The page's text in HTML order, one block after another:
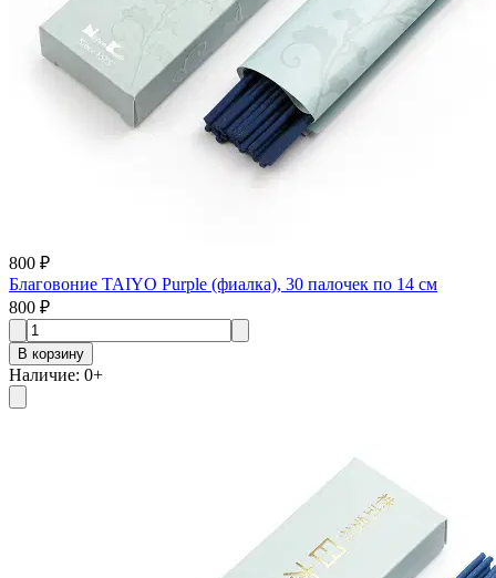
800 ₽
Благовоние TAIYO Purple (фиалка), 30 палочек по 14 см
800 ₽
В корзину
Наличие: 0+